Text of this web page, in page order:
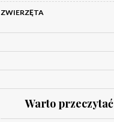
ZWIERZĘTA
Warto przeczytać